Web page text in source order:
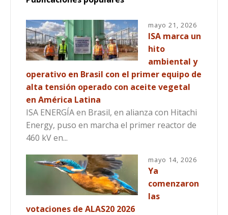
mayo 21, 2026
ISA marca un
hito
ambiental y
operativo en Brasil con el primer equipo de
alta tensión operado con aceite vegetal
en América Latina
ISA ENERGÍA en Brasil, en alianza con Hitachi
Energy, puso en marcha el primer reactor de
460 kV en...
mayo 14, 2026
Ya
comenzaron
las
votaciones de ALAS20 2026